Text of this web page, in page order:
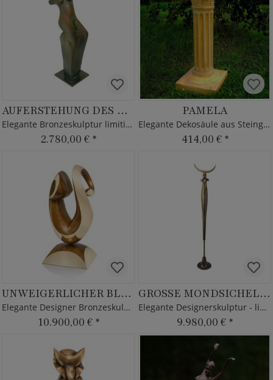
AUFERSTEHUNG DES MENSCHLICHEN PHÖNIX
Elegante Bronzeskulptur limitiert Frauentorso
2.780,00 € *
PAMELA
Elegante Dekosäule aus Steinguss
414,00 € *
UNWEIGERLICHER BLICKFANG
Elegante Designer Bronzeskulptur - limitiert
10.900,00 € *
GROSSE MONDSICHELSTELE
Elegante Designerskulptur - limitiert
9.980,00 € *